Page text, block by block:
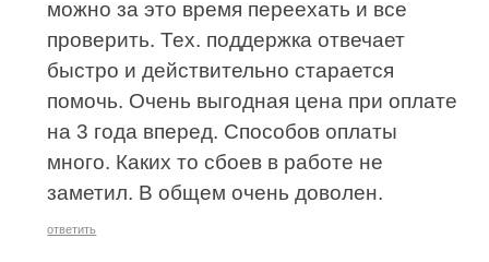
можно за это время переехать и все
проверить. Тех. поддержка отвечает
быстро и действительно старается
помочь. Очень выгодная цена при оплате
на 3 года вперед. Способов оплаты
много. Каких то сбоев в работе не
заметил. В общем очень доволен.
ответить